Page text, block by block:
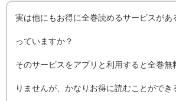
実は他にもお得に全巻読めるサービスがあ
っていますか？
そのサービスをアプリと利用すると全巻無
りませんが、かなりお得に読むことができ